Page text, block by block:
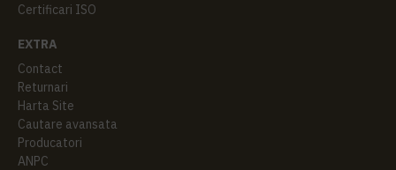
Certificari ISO
EXTRA
Contact
Returnari
Harta Site
Cautare avansata
Producatori
ANPC